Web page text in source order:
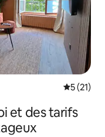
5 (21)
et des tarifs